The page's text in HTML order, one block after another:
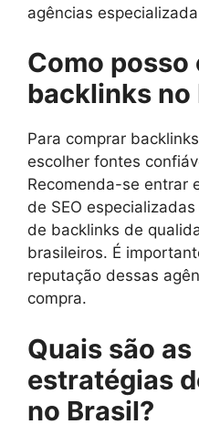
agências
Como
backlinks no
Para comprar
escolher fontes
Recomenda-se entrar
de SEO
de backlinks de
brasileiros. É
reputação dessas
compra.
Quais são
estratégias
no Brasil?